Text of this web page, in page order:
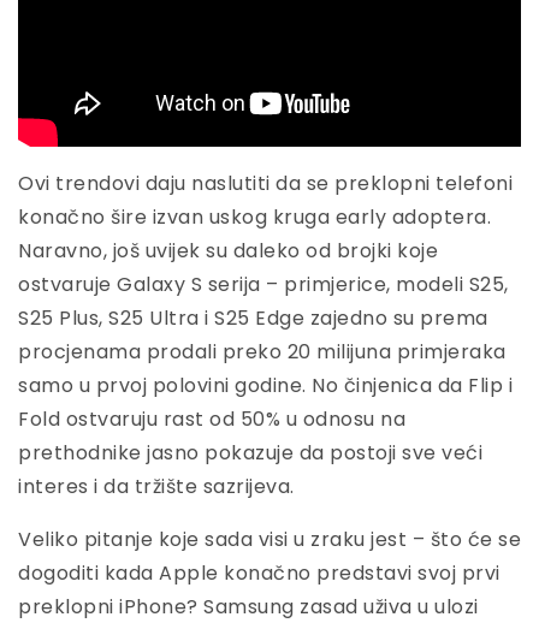
Ovi trendovi daju naslutiti da se preklopni telefoni
konačno šire izvan uskog kruga early adoptera.
Naravno, još uvijek su daleko od brojki koje
ostvaruje Galaxy S serija – primjerice, modeli S25,
S25 Plus, S25 Ultra i S25 Edge zajedno su prema
procjenama prodali preko 20 milijuna primjeraka
samo u prvoj polovini godine. No činjenica da Flip i
Fold ostvaruju rast od 50% u odnosu na
prethodnike jasno pokazuje da postoji sve veći
interes i da tržište sazrijeva.
Veliko pitanje koje sada visi u zraku jest – što će se
dogoditi kada Apple konačno predstavi svoj prvi
preklopni iPhone? Samsung zasad uživa u ulozi